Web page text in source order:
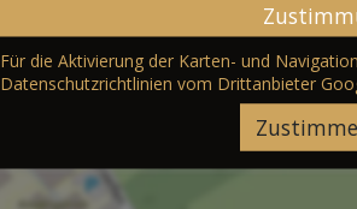
Für die Aktivierung der Karten- und
Datenschutzrichtlinien vom Drittanbieter